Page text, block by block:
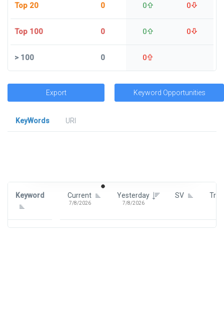
Top 20 0 0 0
Top 100 0 0 0
>100 0 0
Export Keyword Opportunities
KeyWords
URl
Keyword Current
7/8/2026
Yesterday
7/8/2026
SV